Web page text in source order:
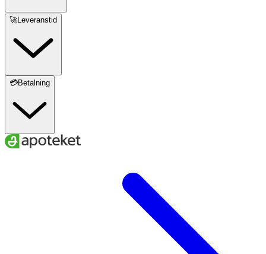
🚀Leveranstid
💳Betalning